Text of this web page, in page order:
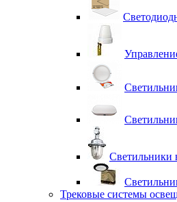
Светильники
Трековые системы